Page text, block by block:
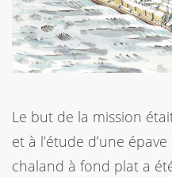
Le but de la mission
et à l’étude d’une
chaland à fond plat a